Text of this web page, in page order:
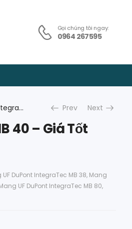
Gọi chúng tôi ngay:
0964 267595
Màng UF DuPont IntegraTec MB 40 – Giá Tốt Cho Khách Hàng Prev Next
40 – Giá Tốt
UF DuPont IntegraTec MB 38, Mang
UF DuPont IntegraTec MB 80,